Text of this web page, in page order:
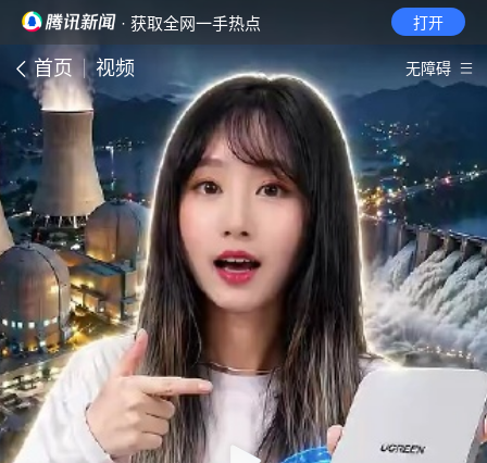
· 获取全网一手热点 打开
首页 视频 无障碍